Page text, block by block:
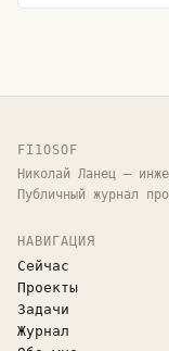
FI1OSOF
Николай Ланец —
Публичный журнал
НАВИГАЦИЯ
Сейчас
Проекты
Задачи
Журнал